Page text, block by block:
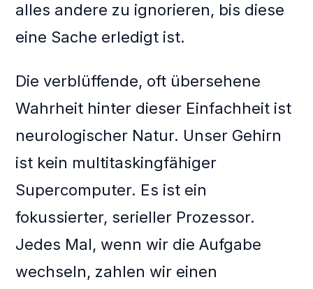
alles andere zu ignorieren, bis diese
eine Sache erledigt ist.
Die verblüffende, oft übersehene
Wahrheit hinter dieser Einfachheit ist
neurologischer Natur. Unser Gehirn
ist kein multitaskingfähiger
Supercomputer. Es ist ein
fokussierter, serieller Prozessor.
Jedes Mal, wenn wir die Aufgabe
wechseln, zahlen wir einen